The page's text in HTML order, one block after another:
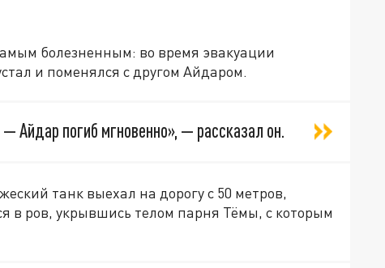
болезненным: во время эвакуации
и поменялся с другом Айдаром.
Айдар погиб мгновенно», — рассказал он.
танк выехал на дорогу с 50 метров,
в ров, укрывшись телом парня Тёмы, с которым